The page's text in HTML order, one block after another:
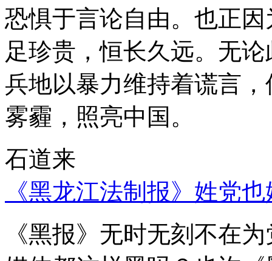
恐惧于言论自由。也正
足珍贵，恒长久远。无
兵地以暴力维持着谎言
雾霾，照亮中国。
石道来
《黑龙江法制报》姓党
《黑报》无时无刻不在